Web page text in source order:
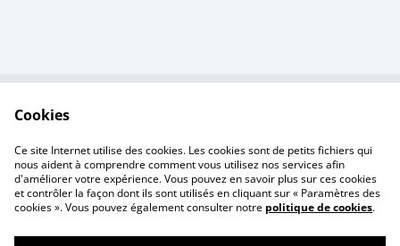
Politique de
confidentialité
Politique de cookies
Cookies
Ce site Internet utilise des cookies. Les cookies sont de petits fichiers qui
nous aident à comprendre comment vous utilisez nos services afin
d'améliorer votre expérience. Vous pouvez en savoir plus sur ces cookies
et contrôler la façon dont ils sont utilisés en cliquant sur « Paramètres des
cookies ». Vous pouvez également consulter notre politique de cookies.